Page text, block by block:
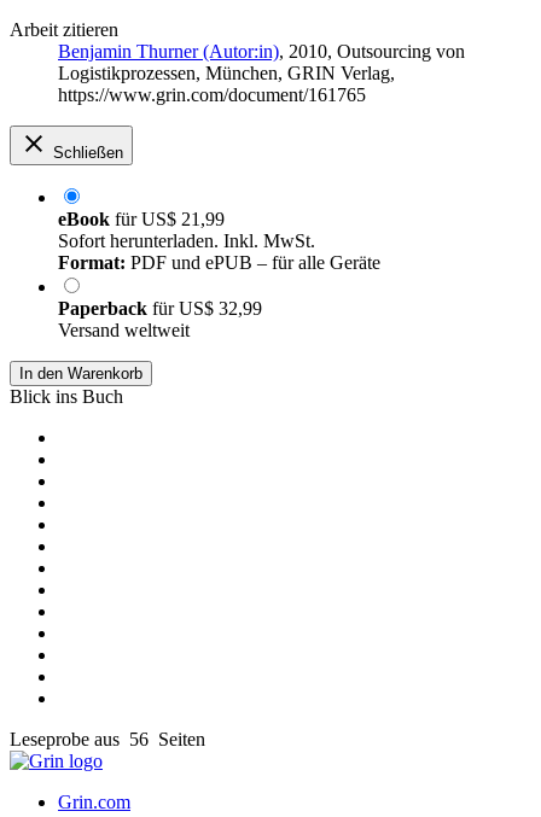
Arbeit zitieren
Benjamin Thurner (Autor:in), 2010, Outsourcing von
Logistikprozessen, München, GRIN Verlag,
https://www.grin.com/document/161765
Schließen
eBook fürUS$ 21,99
Sofort herunterladen. Inkl. MwSt.
Format: PDF und ePUB – für alle Geräte
Paperback fürUS$ 32,99
Versand weltweit
In den Warenkorb
Blick ins Buch
Leseprobe aus 56 Seiten
Grin.com